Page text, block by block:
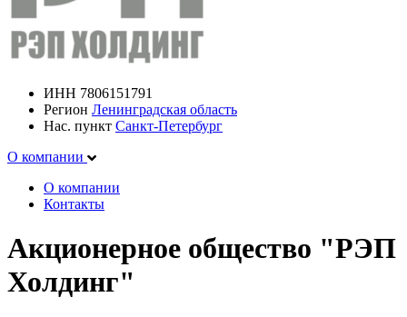
ИНН 7806151791
Регион Ленинградская область
Нас. пункт Санкт-Петербург
О компании
О компании
Контакты
Акционерное общество "РЭП
Холдинг"